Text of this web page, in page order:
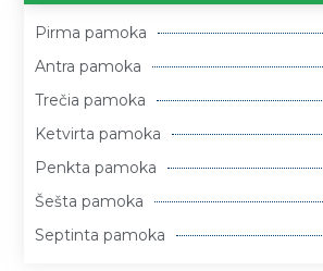
Pirma pamoka
Antra pamoka
Trečia pamoka
Ketvirta pamoka
Penkta pamoka
Šešta pamoka
Septinta pamoka